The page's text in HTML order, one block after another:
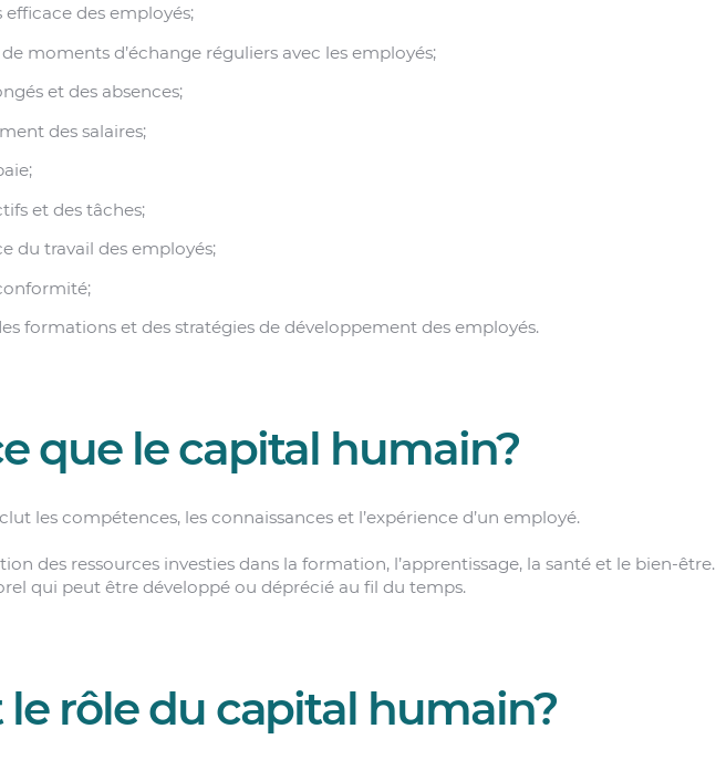
des employés;
moments d’échange réguliers avec les employés;
et des absences;
des salaires;
et des tâches;
du travail des employés;
formations et des stratégies de développement des employés.
que le capital humain?
les compétences, les connaissances et l’expérience d’un employé.
des ressources investies dans la formation, l’apprentissage, la santé et le bien-être.
qui peut être développé ou déprécié au fil du temps.
le rôle du capital humain?